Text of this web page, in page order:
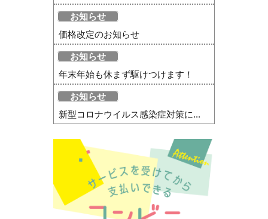
お知らせ
価格改定のお知らせ
お知らせ
年末年始も休まず駆けつけます！
お知らせ
新型コロナウイルス感染症対策に...